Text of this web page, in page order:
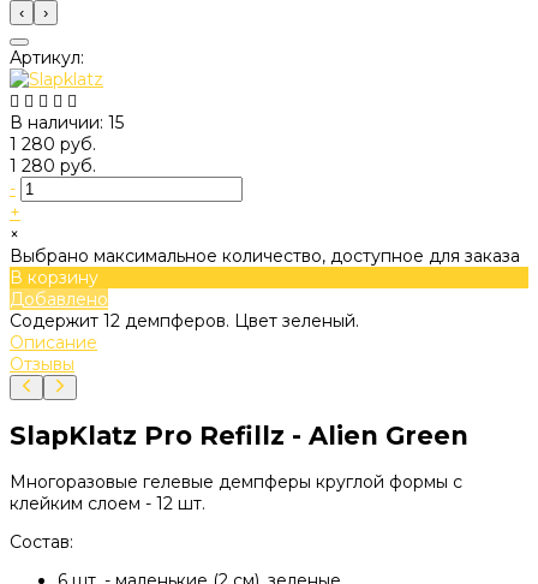
‹ ›
Артикул:
В наличии: 15
1 280 руб.
1 280 руб.
-
+
×
Выбрано максимальное количество, доступное для заказа
В корзину
Добавлено
Содержит 12 демпферов. Цвет зеленый.
Описание
Отзывы
SlapKlatz Pro Refillz - Alien Green
Многоразовые гелевые демпферы круглой формы с
клейким слоем - 12 шт.
Состав: